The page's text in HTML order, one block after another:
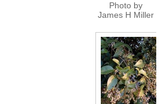
Photo by
James H Miller